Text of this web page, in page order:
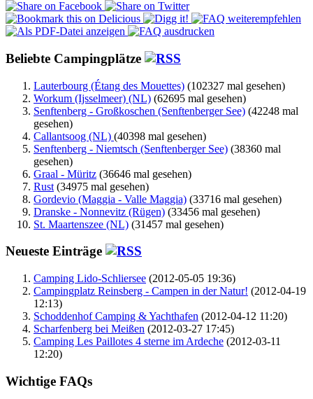
Beliebte Campingplätze
Lauterbourg (Étang des Mouettes) (102327 mal gesehen)
Workum (Ijsselmeer) (NL) (62695 mal gesehen)
Senftenberg - Großkoschen (Senftenberger See) (42248 mal
gesehen)
Callantsoog (NL) (40398 mal gesehen)
Senftenberg - Niemtsch (Senftenberger See) (38360 mal
gesehen)
Graal - Müritz (36646 mal gesehen)
Rust (34975 mal gesehen)
Gordevio (Maggia - Valle Maggia) (33716 mal gesehen)
Dranske - Nonnevitz (Rügen) (33456 mal gesehen)
St. Maartenszee (NL) (31457 mal gesehen)
Neueste Einträge
Camping Lido-Schliersee (2012-05-05 19:36)
Campingplatz Reinsberg - Campen in der Natur! (2012-04-19
12:13)
Schoddenhof Camping & Yachthafen (2012-04-12 11:20)
Scharfenberg bei Meißen (2012-03-27 17:45)
Camping Les Paillotes 4 sterne im Ardeche (2012-03-11
12:20)
Wichtige FAQs